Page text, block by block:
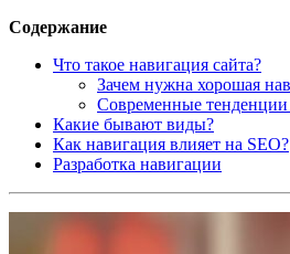
Содержание
Что такое навигация сайта?
Зачем нужна хорошая
Современные
Какие бывают виды?
Как навигация влияет на SEO?
Разработка навигации